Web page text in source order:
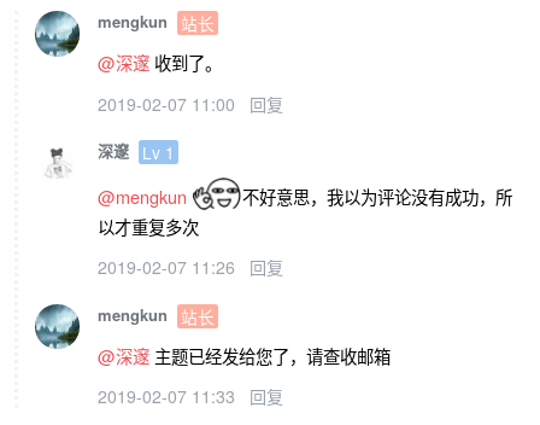
mengkun 站长
@深邃 收到了。
2019-02-07 11:00 回复
深邃 Lv 1
@mengkun
不好意思，我以为评论没有成功，所
以才重复多次
2019-02-07 11:26 回复
mengkun 站长
@深邃 主题已经发给您了，请查收邮箱
2019-02-07 11:33 回复